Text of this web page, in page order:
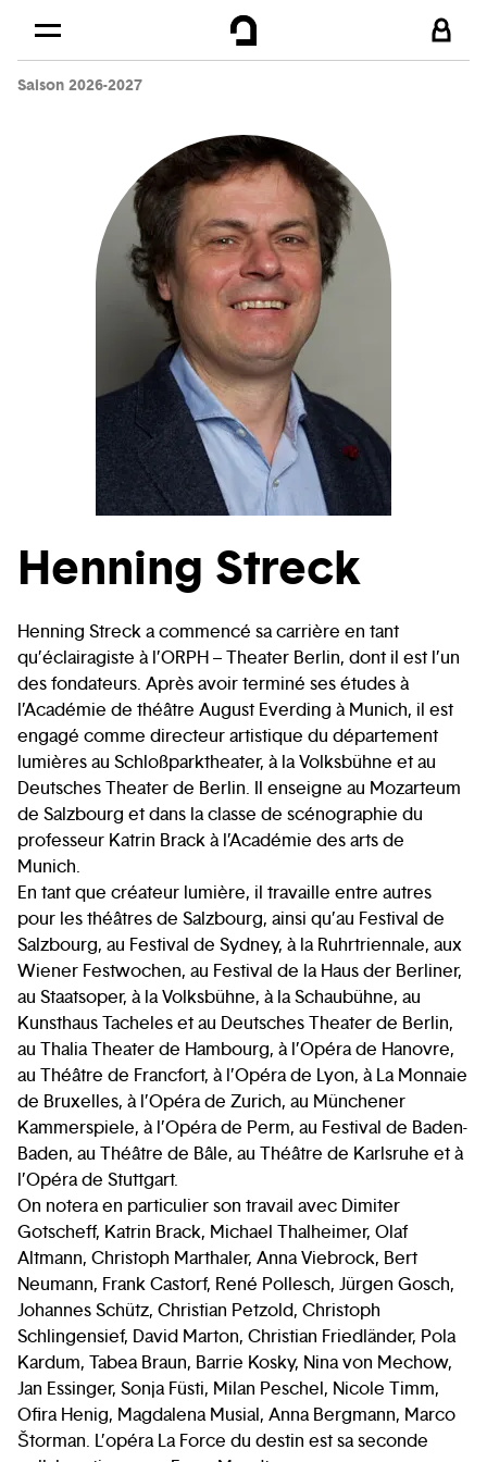
Skip to
Saison 2026-2027
Henning Streck
Henning Streck a commencé sa carrière en tant
qu’éclairagiste à l’ORPH – Theater Berlin, dont il est l’un
des fondateurs. Après avoir terminé ses études à
l’Académie de théâtre August Everding à Munich, il est
engagé comme directeur artistique du département
lumières au Schloßparktheater, à la Volksbühne et au
Deutsches Theater de Berlin. Il enseigne au Mozarteum
de Salzbourg et dans la classe de scénographie du
professeur Katrin Brack à l’Académie des arts de
Munich.
En tant que créateur lumière, il travaille entre autres
pour les théâtres de Salzbourg, ainsi qu’au Festival de
Salzbourg, au Festival de Sydney, à la Ruhrtriennale, aux
Wiener Festwochen, au Festival de la Haus der Berliner,
au Staatsoper, à la Volksbühne, à la Schaubühne, au
Kunsthaus Tacheles et au Deutsches Theater de Berlin,
au Thalia Theater de Hambourg, à l’Opéra de Hanovre,
au Théâtre de Francfort, à l’Opéra de Lyon, à La Monnaie
de Bruxelles, à l’Opéra de Zurich, au Münchener
Kammerspiele, à l’Opéra de Perm, au Festival de Baden-
Baden, au Théâtre de Bâle, au Théâtre de Karlsruhe et à
l’Opéra de Stuttgart.
On notera en particulier son travail avec Dimiter
Gotscheff, Katrin Brack, Michael Thalheimer, Olaf
Altmann, Christoph Marthaler, Anna Viebrock, Bert
Neumann, Frank Castorf, René Pollesch, Jürgen Gosch,
Johannes Schütz, Christian Petzold, Christoph
Schlingensief, David Marton, Christian Friedländer, Pola
Kardum, Tabea Braun, Barrie Kosky, Nina von Mechow,
Jan Essinger, Sonja Füsti, Milan Peschel, Nicole Timm,
Ofira Henig, Magdalena Musial, Anna Bergmann, Marco
Štorman. L’opéra La Force du destin est sa seconde